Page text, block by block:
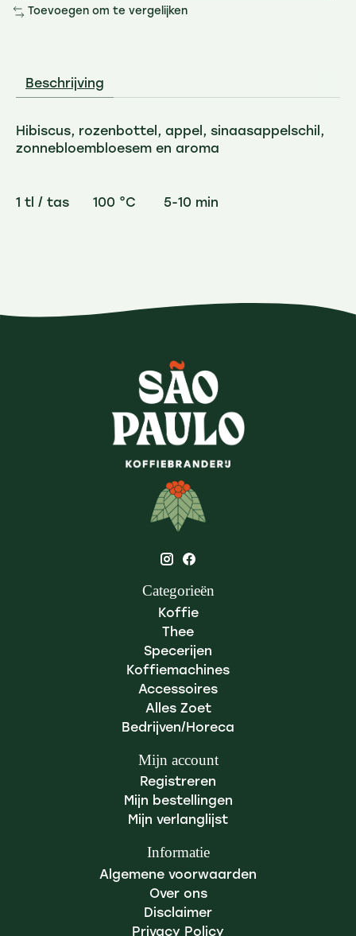
Toevoegen om te vergelijken
Beschrijving
Hibiscus, rozenbottel, appel, sinaasappelschil,
zonnebloembloesem en aroma
1 tl / tas 100 °C 5-10 min
Categorieën
Koffie
Thee
Specerijen
Koffiemachines
Accessoires
Alles Zoet
Bedrijven/Horeca
Mijn account
Registreren
Mijn bestellingen
Mijn verlanglijst
Informatie
Algemene voorwaarden
Over ons
Disclaimer
Privacy Policy